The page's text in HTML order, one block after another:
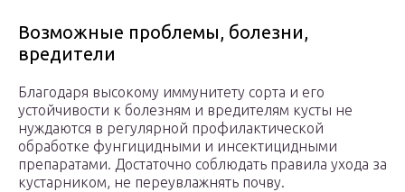
Возможные проблемы, болезни,
вредители
Благодаря высокому иммунитету сорта и его
устойчивости к болезням и вредителям кусты не
нуждаются в регулярной профилактической
обработке фунгицидными и инсектицидными
препаратами. Достаточно соблюдать правила ухода за
кустарником, не переувлажнять почву.